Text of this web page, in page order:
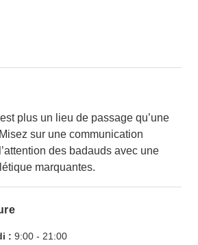
plus un lieu de passage qu’une
sur une communication
des badauds avec une
marquantes.
: 9:00 - 21:00